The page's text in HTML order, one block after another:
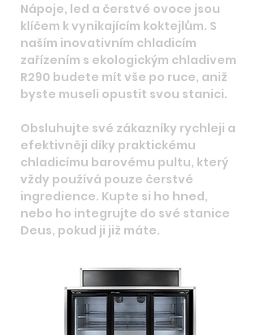
Nápoje, led a čerstvé ovoce jsou
klíčem k vynikajícím koktejlům. S
naším inovativním chladicím
zařízením s ekologickým chladivem
R290 budete mít vše po ruce, aniž
byste museli opustit svou stanici.
Obsluhujte své zákazníky rychleji a
efektivněji díky praktickému
chladicímu barovému pultu, který
vždy používá pouze čerstvé
ingredience. Kupte si ho hned,
nebo ho integrujte do své stanice
Deus, pokud ji již máte.